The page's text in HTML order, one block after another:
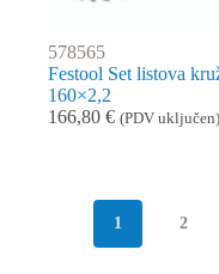
578565
Festool Set listova
160×2,2
166,80 € (PDV uključen)
1 2